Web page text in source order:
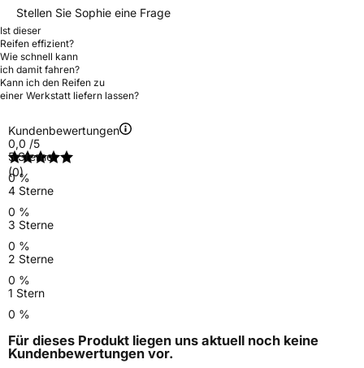
Stellen Sie Sophie eine Frage
Ist dieser
Reifen effizient?
Wie schnell kann
ich damit fahren?
Kann ich den Reifen zu
einer Werkstatt liefern lassen?
Kundenbewertungen
0,0 /5
(0)
5 Sterne
0 %
4 Sterne
0 %
3 Sterne
0 %
2 Sterne
0 %
1 Stern
0 %
Für dieses Produkt liegen uns aktuell noch keine
Kundenbewertungen vor.